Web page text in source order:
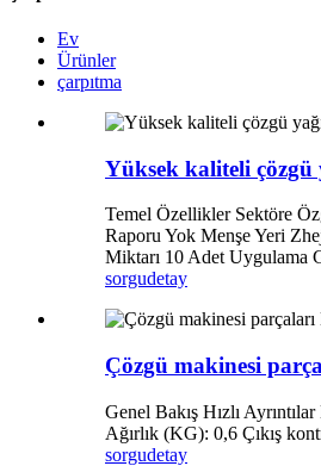
Ev
Ürünler
çarpıtma
Yüksek kaliteli çözgü
Temel Özellikler Sektöre
Raporu Yok Menşe Yeri
Miktarı 10 Adet Uygulama
sorgudetay
Çözgü makinesi
Genel Bakış Hızlı
Ağırlık (KG): 0,6 Çıkış
sorgudetay